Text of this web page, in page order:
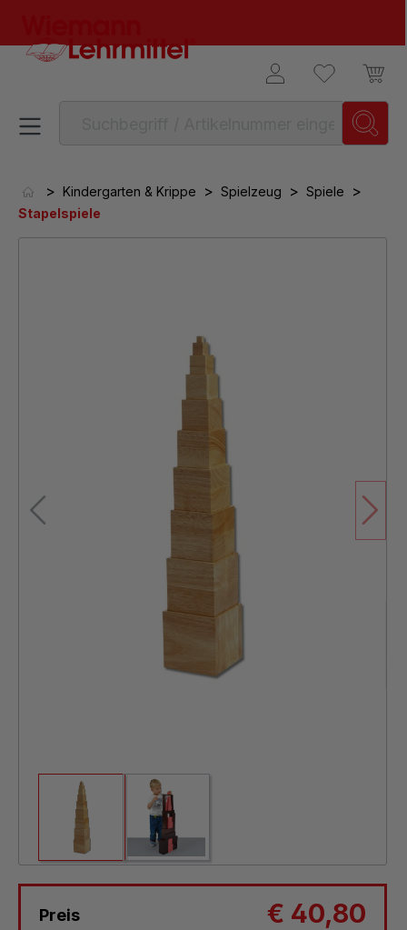
> Kindergarten & Krippe > Spielzeug > Spiele >
Stapelspiele
Preis € 40,80